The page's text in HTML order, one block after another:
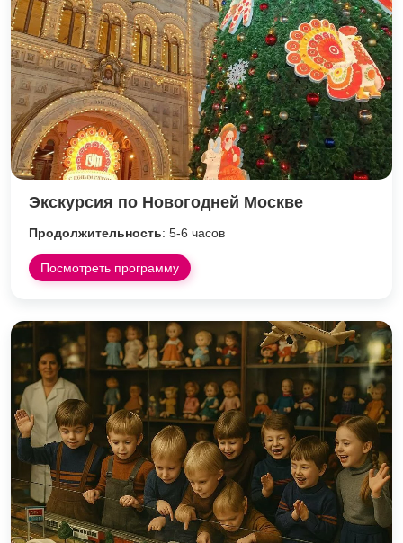
Экскурсия по Новогодней Москве
Продолжительность: 5-6 часов
Посмотреть программу